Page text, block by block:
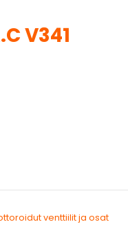
V341
venttiilit ja osat